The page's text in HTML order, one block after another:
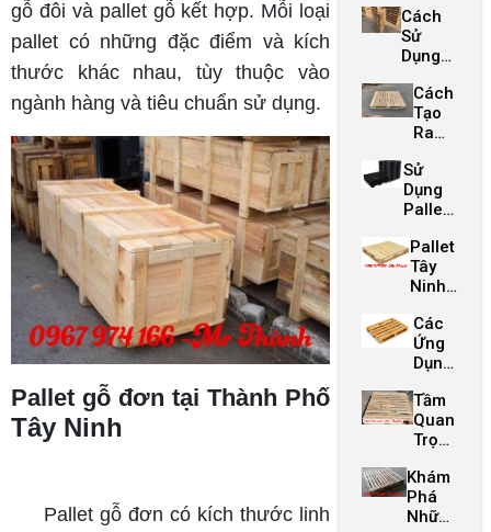
gỗ đôi và pallet gỗ kết hợp. Mỗi loại
pallet có những đặc điểm và kích
thước khác nhau, tùy thuộc vào
ngành hàng và tiêu chuẩn sử dụng.
Pallet gỗ đơn tại Thành Phố
Tây Ninh
Pallet gỗ đơn có kích thước linh
Trong
Thiết
Kế Và
Dụng
Pallet
Hiện
Cách
Sử
Dụng
Để
Tăng
Hiệu
Vận
Chuyển
Và
Chi Phí
Cách
Tạo
Ra
Nội
Thất
Độc
Từ
Các
Pallet
Chế
Sử
Dụng
Pallet
Pháp
Bảo Vệ
Môi
Pallet
Tây
Ninh
Rẻ -
Chất
Lượng
Các
Ứng
Dụng
Tiến
Của
Pallet
Chuỗi
Cung
Ứng
Tầm
Quan
Trọng
Pallet
Trảng
Bàng
Khám
Phá
Những